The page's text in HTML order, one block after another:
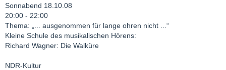
Sonnabend 18.10.08
20:00 - 22:00
Thema: „... ausgenommen für lange ohren nicht ...“
Kleine Schule des musikalischen Hörens:
Richard Wagner: Die Walküre
NDR-Kultur